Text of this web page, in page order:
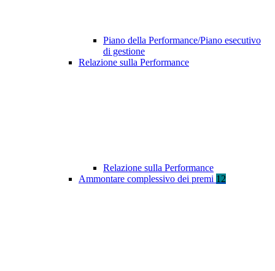
Piano della Performance/Piano esecutivo
di gestione
Relazione sulla Performance
Relazione sulla Performance
Ammontare complessivo dei premi 12